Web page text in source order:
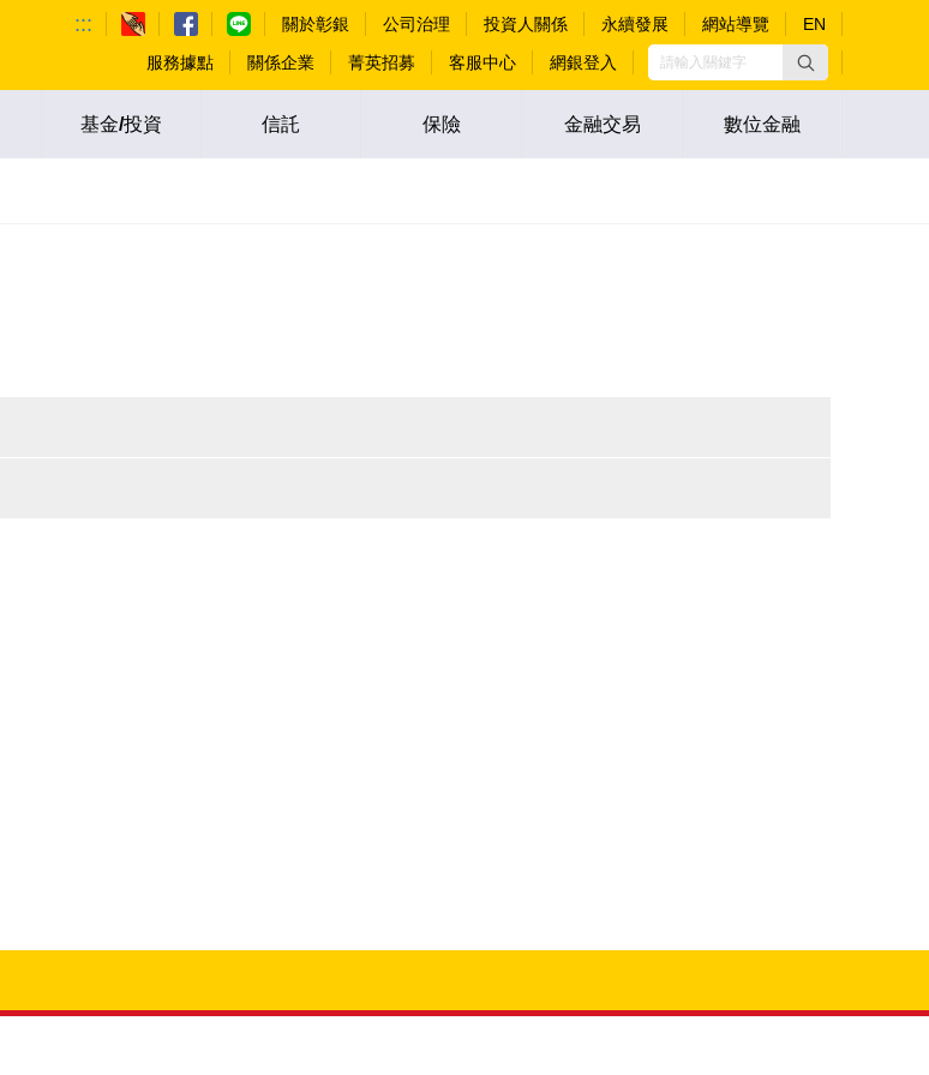
::: 關於彰銀 公司治理 投資人關係 永續發展 網站導覽
EN
服務據點
關係企業 菁英招募 客服中心 網銀登入
基金/投資 信託 保險 金融交易 數位金融